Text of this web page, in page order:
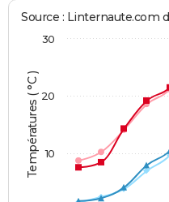
Températures ( °C )
Source : Linternaute.com
10
20
30